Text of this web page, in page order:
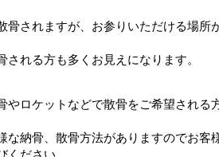
骨されますが、お参りいただける場所
される方も多くお見えになります。
やロケットなどで散骨をご希望される
な納骨、散骨方法がありますのでお客